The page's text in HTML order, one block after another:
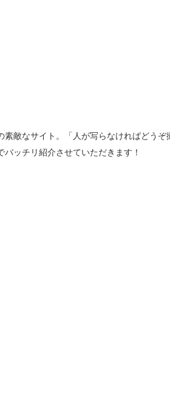
敵なサイト。「人が写らなければどうぞ
ッチリ紹介させていただきます！